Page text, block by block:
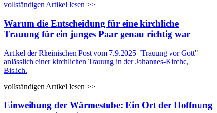
vollständigen Artikel lesen >>
Warum die Entscheidung für eine kirchliche
Trauung für ein junges Paar genau richtig war
Artikel der Rheinischen Post vom 7.9.2025 "Trauung vor Gott"
anlässlich einer kirchlichen Trauung in der Johannes-Kirche,
Bislich.
vollständigen Artikel lesen >>
Einweihung der Wärmestube: Ein Ort der Hoffnung